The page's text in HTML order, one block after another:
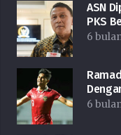
ASN
PKS
6
6